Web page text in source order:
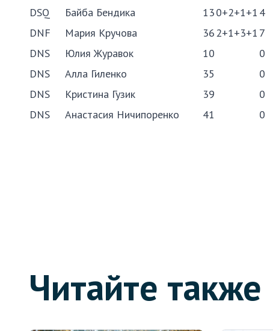
DSQ
Байба Бендика 130+2+1+1 4
DNF
Мария Кручова 362+1+3+1 7
DNS
Юлия Журавок 10
0
DNS
Алла Гиленко 35
0
DNS
Кристина Гузик 39
0
DNS
Анастасия Ничипоренко 41
0
Читайте также